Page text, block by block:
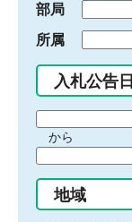
部局
所属
入札公告日
間
始
り
から
間
終
地域